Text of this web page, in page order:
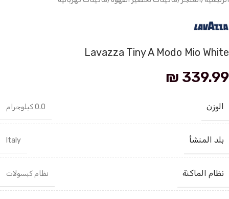
Lavazza Tiny A Modo Mio White
₪ 339.99
الوزن 0.0 كيلوجرام
بلد المنشأ Italy
نظام الماكنة نظام كبسولات